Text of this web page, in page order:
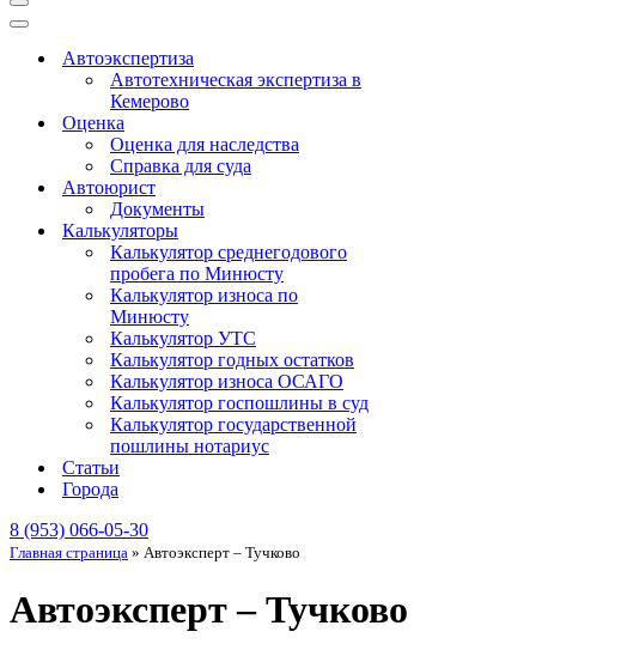
Меню
навигации
Меню
навигацииАвтоэкспертиза
Автотехническая экспертиза в
Кемерово
Оценка
Оценка для наследства
Справка для суда
Автоюрист
Документы
Калькуляторы
Калькулятор среднегодового
пробега по Минюсту
Калькулятор износа по
Минюсту
Калькулятор УТС
Калькулятор годных остатков
Калькулятор износа ОСАГО
Калькулятор госпошлины в суд
Калькулятор государственной
пошлины нотариус
Статьи
Города
8 (953) 066-05-30
Главная страница » Автоэксперт – Тучково
Автоэксперт – Тучково